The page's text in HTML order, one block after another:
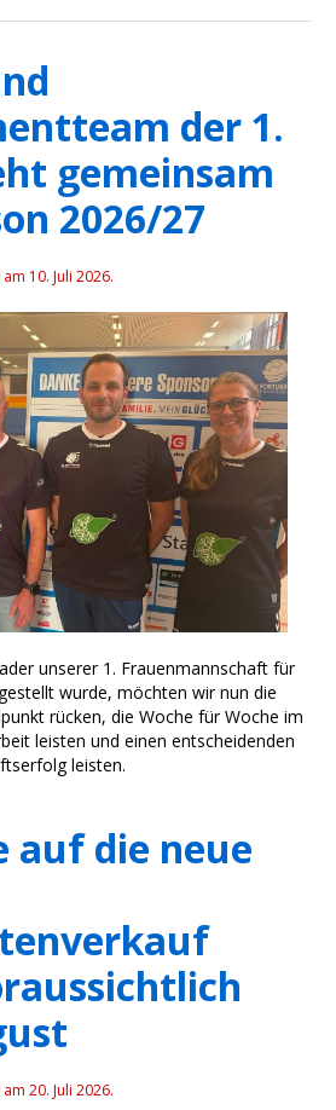
der 1.
gemeinsam
2026/27
am 10. Juli 2026.
unserer 1. Frauenmannschaft für
wurde, möchten wir nun die
rücken, die Woche für Woche im
leisten und einen entscheidenden
leisten.
auf die neue
am 20. Juli 2026.